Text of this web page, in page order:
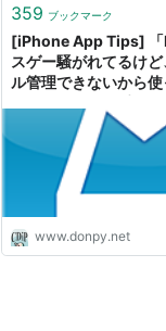
359 ブックマーク
[iPhone App Tips]
スゲー騒がれてるけ
ル管理できないから
うになりますよ。 |
【個人ブログ】
www.donpy.net